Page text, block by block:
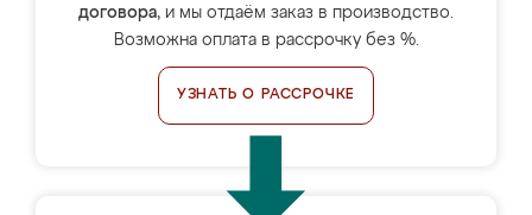
договора, и мы отдаём заказ в производство.
Возможна оплата в рассрочку без %.
УЗНАТЬ О РАССРОЧКЕ